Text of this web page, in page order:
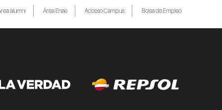
alumni Área Enae Acceso Campus Bolsa de Empleo